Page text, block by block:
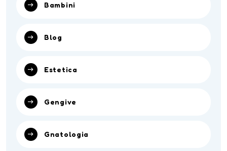
Bambini
Blog
Estetica
Gengive
Gnatologia